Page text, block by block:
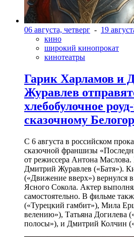
06 августа, четверг - 19
кино
широкий кинопрокат
кинотеатры
Гарик Харламов и
Журавлев
хлебобулочное
сказочному
С 6 августа в российском
сказочной франшизы
от режиссера Антона
Дмитрий Журавлев («Батя»).
(«Движение вверх») вернулся
Ясного Сокола. Актер
самостоятельно. В фильме
(«Турецкий гамбит»), Мила
велению»), Татьяна Догилева
полосы»), и Дмитрий Колчин